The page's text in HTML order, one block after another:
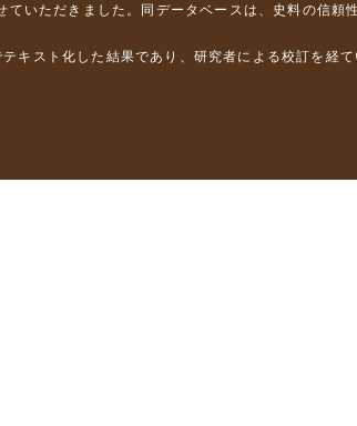
ていただきました。同データベースは、史料の信頼
スト化した結果であり、研究者による校訂を経